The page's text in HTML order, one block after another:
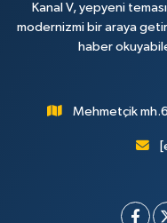
Kanal V, yepyeni
modernizmi bir araya
haber
Mehmetçik